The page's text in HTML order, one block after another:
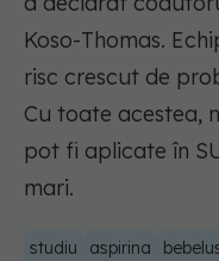
Koso-Thomas.
risc crescut de
Cu toate acestea,
pot fi aplicate în
mari.
studiu aspirina